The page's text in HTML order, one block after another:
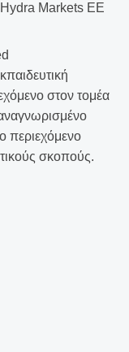
Hydra Markets EE
στον τομέα
περιεχόμενο
σκοπούς.